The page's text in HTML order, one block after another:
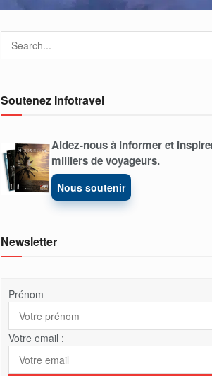
Soutenez Infotravel
Aidez-nous à informer et
milliers de voyageurs.
Nous soutenir
Newsletter
Prénom
Votre email :